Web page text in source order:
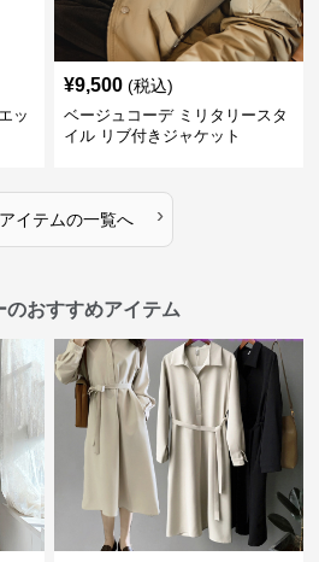
ッ
¥9,500 (税込)
ベージュコーデ ミリタリースタ
イル リブ付きジャケット
イテムの一覧へ ›
おすすめアイテム